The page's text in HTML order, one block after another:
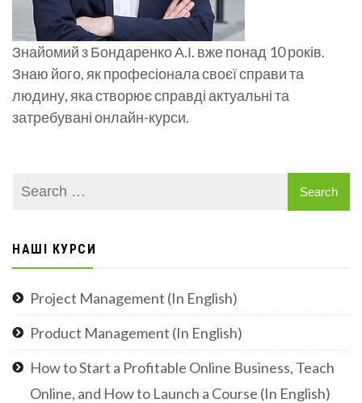
Знайомий з Бондаренко А.І. вже понад 10 років.
Знаю його, як професіонала своєї справи та
людину, яка створює справді актуальні та
затребувані онлайн-курси.
НАШІ КУРСИ
Project Management (In English)
Product Management (In English)
How to Start a Profitable Online Business, Teach
Online, and How to Launch a Course (In English)